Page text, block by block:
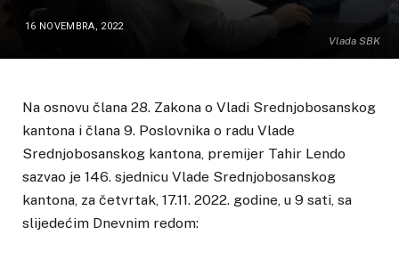
Vlada SBK
16 NOVEMBRA, 2022
Na osnovu člana 28. Zakona o Vladi Srednjobosanskog
kantona i člana 9. Poslovnika o radu Vlade
Srednjobosanskog kantona, premijer Tahir Lendo
sazvao je 146. sjednicu Vlade Srednjobosanskog
kantona, za četvrtak, 17.11. 2022. godine, u 9 sati, sa
slijedećim Dnevnim redom: